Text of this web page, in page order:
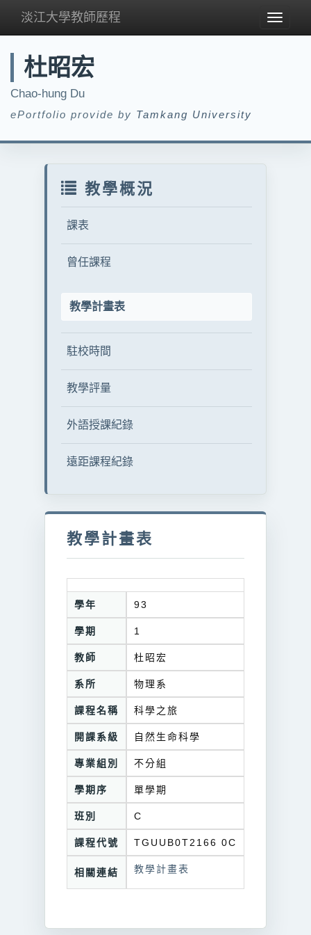
Toggle
淡江大學教師歷程
杜昭宏
Chao-hung Du
ePortfolio provide by Tamkang University
教學概況
課表
曾任課程
教學計畫表
駐校時間
教學評量
外語授課紀錄
遠距課程紀錄
教學計畫表
學年 93
學期 1
教師 杜昭宏
系所 物理系
課程名稱 科學之旅
開課系級 自然生命科學
專業組別 不分組
學期序 單學期
班別 C
課程代號 TGUUB0T2166 0C
相關連結 教學計畫表